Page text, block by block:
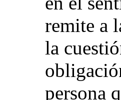
remite a
la
persona